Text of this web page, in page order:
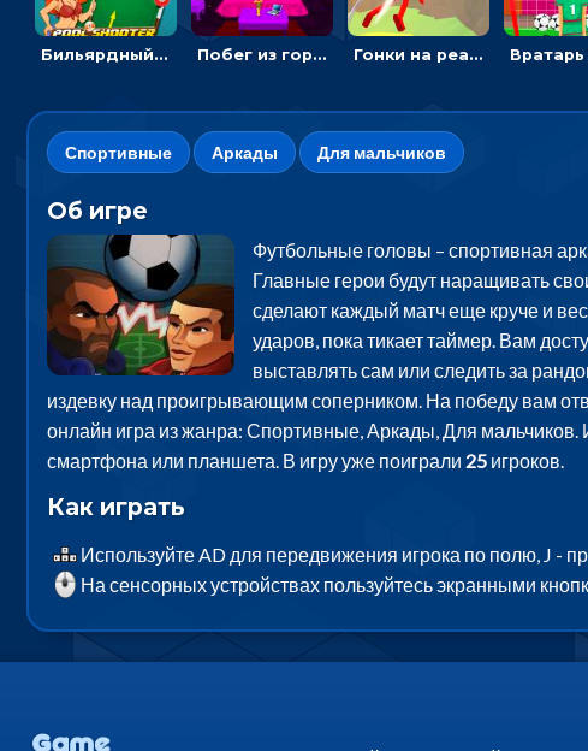
Бильярдный пул: стрелять шариками, чтобы взрывать одинаковые Побег из горной деревни: решай головоломки, чтобы открыть ворота Гонки на реактивном ранце: избегать преград, чтобы лететь к финишу
Спортивные Аркады Для мальчиков
Об игре
Футбольные головы – спортивная
Главные герои будут наращивать
сделают каждый матч еще круче и
ударов, пока тикает таймер. Вам
выставлять сам или следить за
издевку над проигрывающим соперником. На победу вам
онлайн игра из жанра: Спортивные, Аркады, Для
смартфона или планшета. В игру уже поиграли 25игроков.
Как играть
Используйте AD для передвижения игрока по полю, J -
На сенсорных устройствах пользуйтесь экранными